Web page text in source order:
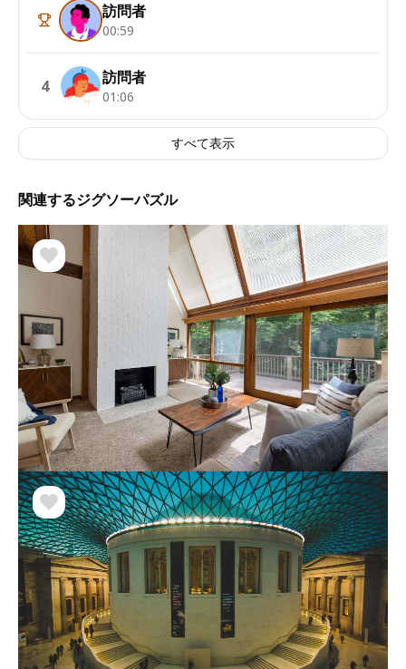
訪問者
00:59
4 訪問者
01:06
すべて表示
関連するジグソーパズル